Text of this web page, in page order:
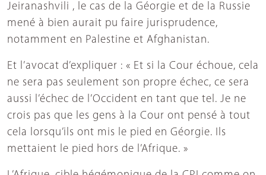
Jeiranashvili , le cas de la Géorgie et de la Russie
mené à bien aurait pu faire jurisprudence,
notamment en Palestine et Afghanistan.
Et l’avocat d’expliquer : « Et si la Cour échoue, cela
ne sera pas seulement son propre échec, ce sera
aussi l’échec de l’Occident en tant que tel. Je ne
crois pas que les gens à la Cour ont pensé à tout
cela lorsqu’ils ont mis le pied en Géorgie. Ils
mettaient le pied hors de l’Afrique. »